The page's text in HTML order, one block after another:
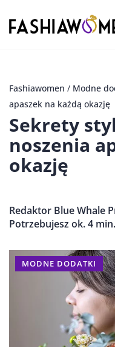
Fashiawomen / Modne
apaszek na każdą okazję
Sekrety
noszenia
okazję
Redaktor Blue Whale
Potrzebujesz ok. 4
MODNE DODATKI